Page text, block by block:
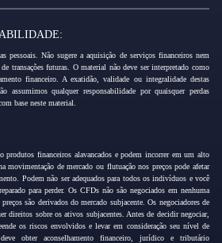
pessoais. Não sugere a aquisição de serviços financeiros nem
transações futuras. O material não deve ser interpretado como
financeiro. A exatidão, validade ou integralidade destas
assumimos qualquer responsabilidade por quaisquer perdas
base neste material.
produtos financeiros alavancados e podem incorrer em um alto
movimentação de mercado ou flutuação nos preços pode afetar
Podem não ser adequados para todos os indivíduos e você
para perder. Os CFDs não são negociados em nenhuma
são derivados do mercado subjacente. Os negociadores de
direitos sobre os ativos subjacentes. Antes de decidir negociar,
os riscos envolvidos e levar em consideração seu nível de
obter aconselhamento financeiro, jurídico e tributário